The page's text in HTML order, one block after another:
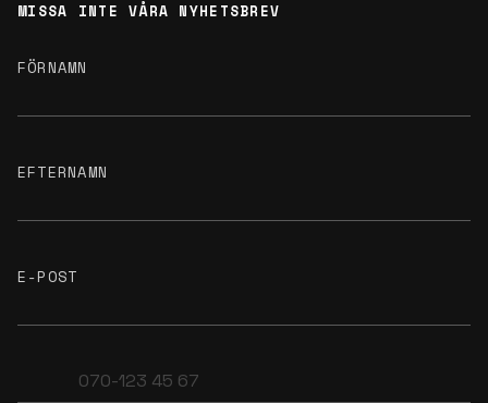
MISSA INTE VÅRA NYHETSBREV
FÖRNAMN
EFTERNAMN
E-POST